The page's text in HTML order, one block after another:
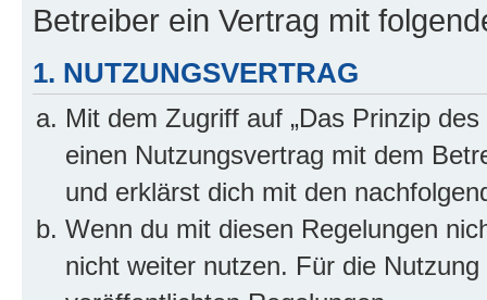
Betreiber ein Vertrag mit
1. NUTZUNGSVERTRAG
Mit dem Zugriff auf „Das Prinzip
einen Nutzungsvertrag mit dem
und erklärst dich mit den
Wenn du mit diesen Regelungen
nicht weiter nutzen. Für die